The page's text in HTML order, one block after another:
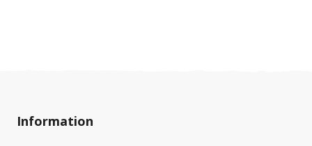
Information